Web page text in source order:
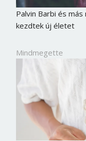
Palvin Barbi és
kezdtek új életet
Mindmegette